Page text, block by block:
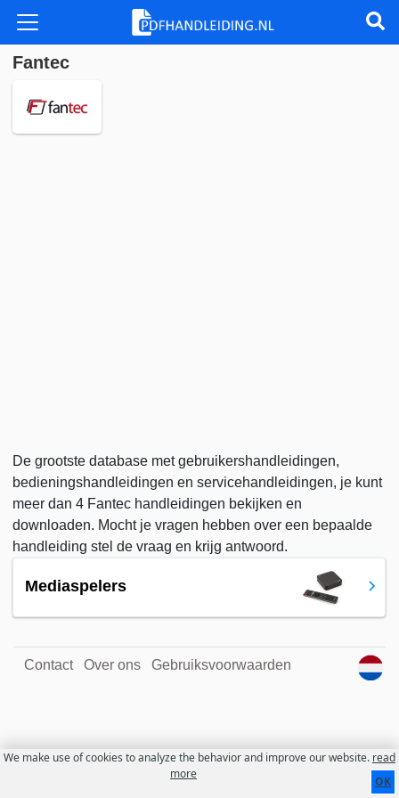
Fantec
De grootste database met gebruikershandleidingen,
bedieningshandleidingen en servicehandleidingen, je kunt
meer dan 4 Fantec handleidingen bekijken en
downloaden. Mocht je vragen hebben over een bepaalde
handleiding stel de vraag en krijg antwoord.
Mediaspelers
Contact Over ons Gebruiksvoorwaarden
We make use of cookies to analyze the behavior and improve our website. read
more
OK